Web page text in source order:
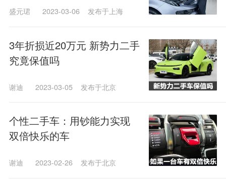
盛元珺 2023-03-06 发布于上海
3年折损近20万元 新势力二手
究竟保值吗
谢迪 2023-03-05 发布于北京
个性二手车：用钞能力实现
双倍快乐的车
谢迪 2023-02-26 发布于北京